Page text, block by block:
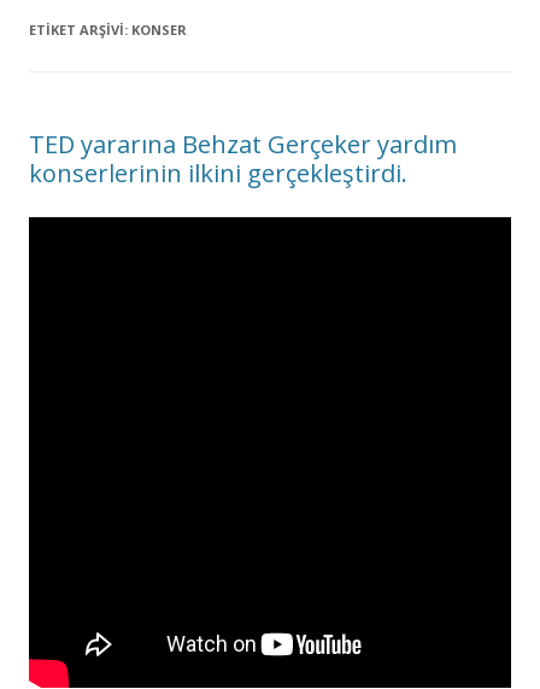
ETIKET ARŞIVI: KONSER
TED yararına Behzat Gerçeker yardım
konserlerinin ilkini gerçekleştirdi.